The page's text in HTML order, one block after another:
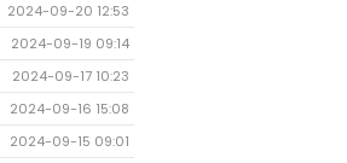
2024-09-20 12:53
2024-09-19 09:14
2024-09-17 10:23
2024-09-16 15:08
2024-09-15 09:01